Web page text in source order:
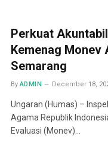
Perkuat
Kemenag Monev
Semarang
By ADMIN December 18,
Ungaran (Humas) –
Agama Republik
Evaluasi (Monev)…